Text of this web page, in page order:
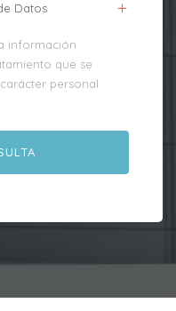
Datos
información
que se
personal.